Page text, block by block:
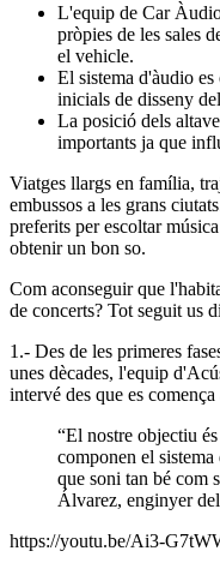
L'equip de Car
pròpies de les sales
el vehicle.
El sistema d'àudio es
inicials de disseny
La posició dels
importants ja que
Viatges llargs en família,
embussos a les grans
preferits per escoltar
obtenir un bon so.
Com aconseguir que
de concerts? Tot seguit us
1.- Des de les primeres
unes dècades, l'equip
intervé des que es
“El nostre objectiu
componen el
que soni tan bé com
Álvarez, enginyer
https://youtu.be/Ai3-